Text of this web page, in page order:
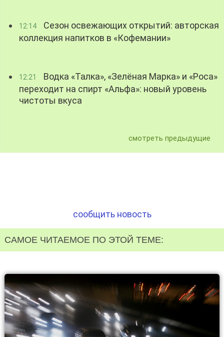
12:14
Сезон освежающих открытий: авторская
коллекция напитков в «Кофемании»
12:21
Водка «Талка», «Зелёная Марка» и «Роса»
переходит на спирт «Альфа»: новый уровень
чистоты вкуса
смотреть предыдущие
сообщить новость
САМОЕ ЧИТАЕМОЕ ПО ЭТОЙ ТЕМЕ: